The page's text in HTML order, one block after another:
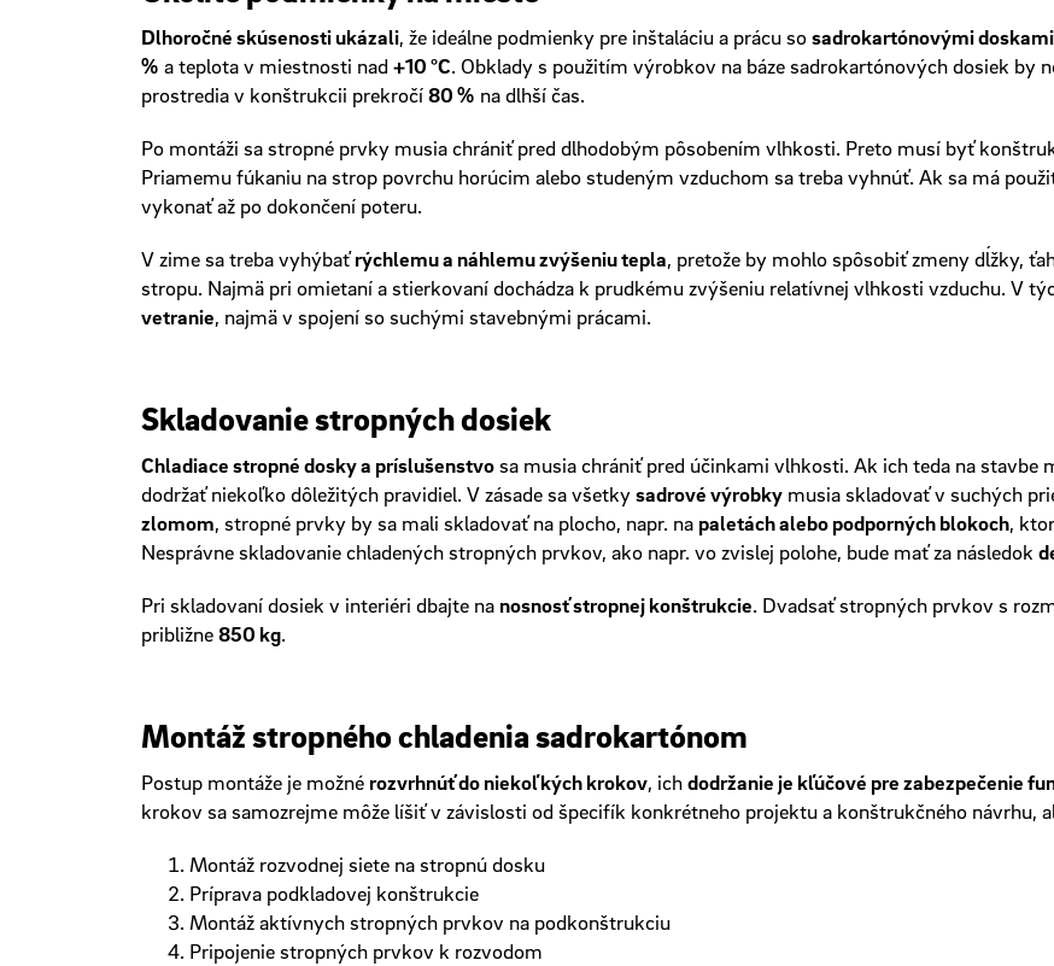
Dlhoročné skúsenosti ukázali, že ideálne podmienky pre inštaláciu a prácu sosadrokartónovými doskami
% a teplota v miestnosti nad +10 °C. Obklady s použitím výrobkov na báze sadrokartónových dosiek
prostredia v konštrukcii prekročí80 % na dlhší čas.
Po montáži sa stropné prvky musia chrániť pred dlhodobým pôsobením vlhkosti. Preto musí byť
Priamemu fúkaniu na strop povrchu horúcim alebo studeným vzduchom sa treba vyhnúť. Ak sa má
vykonať až po dokončení poteru.
V zime sa treba vyhýbaťrýchlemu a náhlemu zvýšeniu tepla, pretože by mohlo spôsobiť zmeny dĺžky,
stropu. Najmä pri omietaní a stierkovaní dochádza k prudkému zvýšeniu relatívnej vlhkosti vzduchu. V
vetranie, najmä v spojení so suchými stavebnými prácami.
Skladovanie stropných dosiek
Chladiace stropné dosky a príslušenstvosa musia chrániť pred účinkami vlhkosti. Ak ich teda na stavbe
dodržať niekoľko dôležitých pravidiel. V zásade sa všetkysadrové výrobkymusia skladovať v suchých
zlomom, stropné prvky by sa mali skladovať na plocho, napr. na paletách alebo podporných blokoch,
Nesprávne skladovanie chladených stropných prvkov, ako napr. vo zvislej polohe, bude mať za následok
Pri skladovaní dosiek v interiéri dbajte na nosnosť stropnej konštrukcie. Dvadsať stropných prvkov s
približne850 kg.
Montáž stropného chladenia sadrokartónom
Postup montáže je možné rozvrhnúť do niekoľkých krokov, ichdodržanie je kľúčové pre zabezpečenie
krokov sa samozrejme môže líšiť v závislosti od špecifík konkrétneho projektu a konštrukčného návrhu,
Montáž rozvodnej siete na stropnú dosku
Príprava podkladovej konštrukcie
Montáž aktívnych stropných prvkov na podkonštrukciu
Pripojenie stropných prvkov k rozvodom